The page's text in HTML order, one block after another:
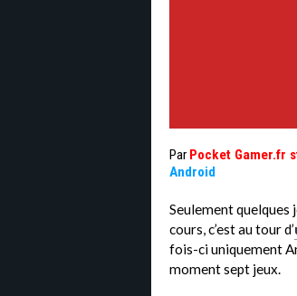
Par Pocket Gamer.fr
Android
Seulement quelques
cours, c’est au tour d’
fois-ci uniquement
moment sept jeux.